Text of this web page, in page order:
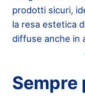
prodotti sicuri,
la resa estetica
diffuse anche in
Sempre